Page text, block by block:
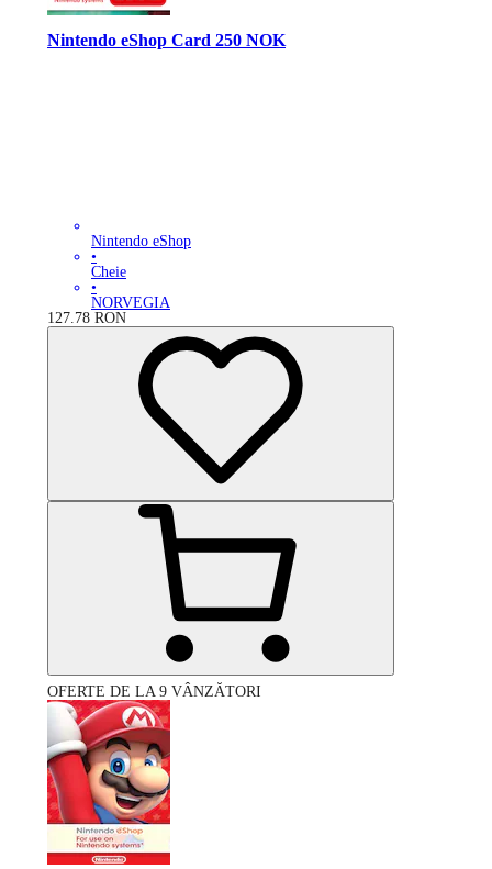
Nintendo eShop Card 250 NOK
Nintendo eShop
•
Cheie
•
NORVEGIA
127.78 RON
OFERTE DE LA 9 VÂNZĂTORI